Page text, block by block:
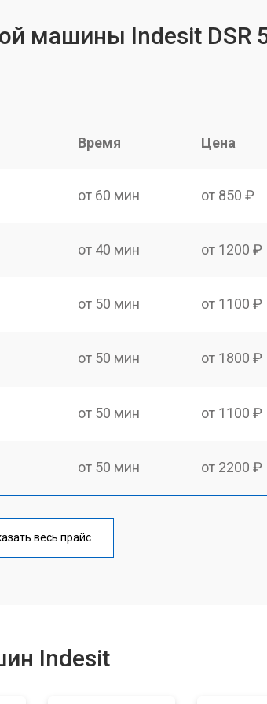
машины Indesit DSR
Время Цена
от 60 мин от 850 ₽
от 40 мин от 1200 ₽
от 50 мин от 1100 ₽
от 50 мин от 1800 ₽
от 50 мин от 1100 ₽
от 50 мин от 2200 ₽
от 100 мин
весь прайс
Indesit